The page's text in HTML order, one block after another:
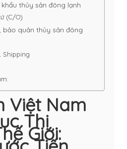
thủy sản đông lạnh
(C/O)
bảo quản thủy sản đông
Shipping
Việt Nam
Thị
Giới: